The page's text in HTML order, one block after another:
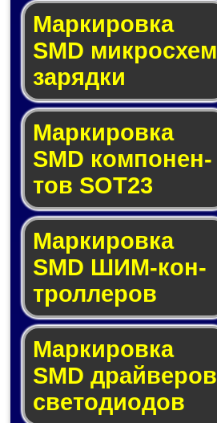
Маркировка
SMD мик­рос­хем
за­ряд­ки
Маркировка
SMD ком­по­нен­
тов SOT23
Маркировка
SMD ШИМ-кон­
трол­ле­ров
Маркировка
SMD драй­ве­ров
све­то­ди­о­дов